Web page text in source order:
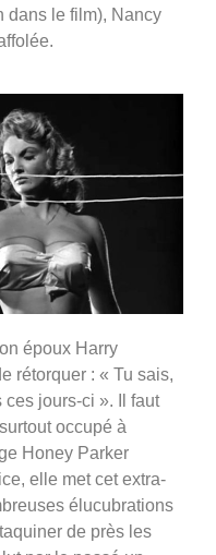
dans le film), Nancy
époux Harry
rétorquer : « Tu sais,
jours-ci ». Il faut
occupé à
Honey Parker
elle met cet extra-
élucubrations
de près les